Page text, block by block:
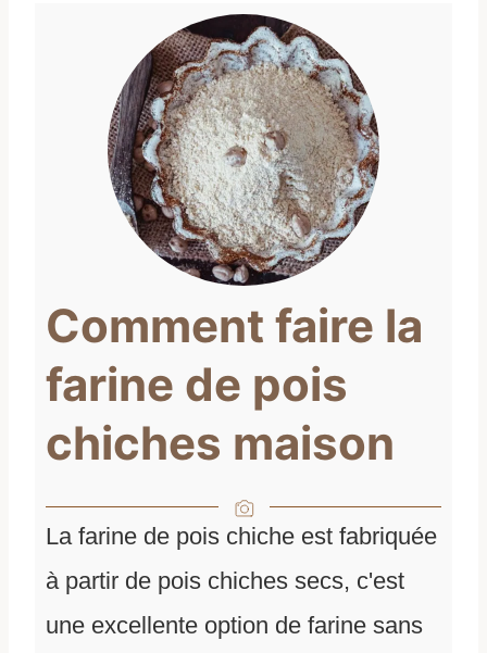
Comment faire la
farine de pois
chiches maison
La farine de pois chiche est fabriquée
à partir de pois chiches secs, c'est
une excellente option de farine sans